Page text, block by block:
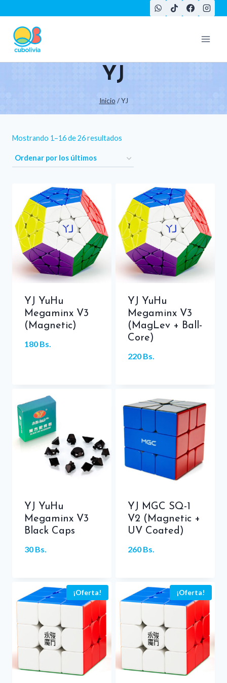
contenido
YJ
Inicio / YJ
Mostrando 1–16 de 26 resultados
los
YJ YuHu
Megaminx V3
(Magnetic)
180 Bs.
YJ YuHu
Megaminx V3
(MagLev + Ball-
Core)
220 Bs.
YJ YuHu
Megaminx V3
Black Caps
30 Bs.
YJ MGC SQ-1
V2 (Magnetic +
UV Coated)
260 Bs.
¡Oferta! ¡Oferta!